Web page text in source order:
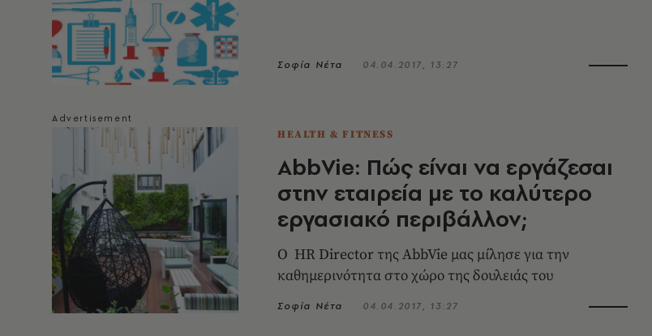
Σοφία Νέτα 04.04.2017, 13:27
HEALTH & FITNESS
AbbVie: Πώς είναι να εργάζεσαι
στην εταιρεία με το καλύτερο
εργασιακό περιβάλλον;
Ο HR Director της AbbVie μας μίλησε για την
καθημερινότητα στο χώρο της δουλειάς του
Σοφία Νέτα 04.04.2017, 13:27